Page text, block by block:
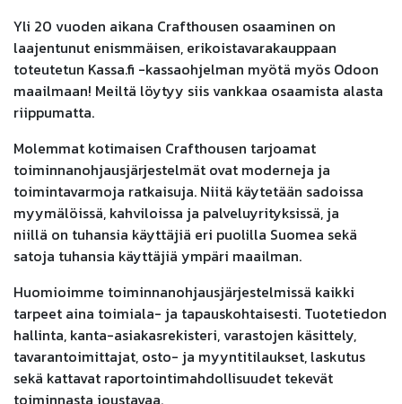
Yli 20 vuoden aikana Crafthousen osaaminen on
laajentunut enismmäisen, erikoistavarakauppaan
toteutetun Kassa.fi -kassaohjelman myötä myös Odoon
maailmaan! Meiltä löytyy siis vankkaa osaamista alasta
riippumatta.
Molemmat kotimaisen Crafthousen tarjoamat
toiminnanohjausjärjestelmät ovat moderneja ja
toimintavarmoja ratkaisuja. Niitä käytetään sadoissa
myymälöissä, kahviloissa ja palveluyrityksissä, ja
niillä on tuhansia käyttäjiä eri puolilla Suomea sekä
satoja tuhansia käyttäjiä ympäri maailman.
Huomioimme toiminnanohjausjärjestelmissä kaikki
tarpeet aina toimiala- ja tapauskohtaisesti. Tuotetiedon
hallinta, kanta-asiakasrekisteri, varastojen käsittely,
tavarantoimittajat, osto- ja myyntitilaukset, laskutus
sekä kattavat raportointimahdollisuudet tekevät